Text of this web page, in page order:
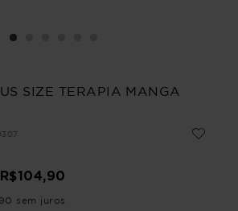
SIZE TERAPIA MANGA
R$104,90
90 sem juros